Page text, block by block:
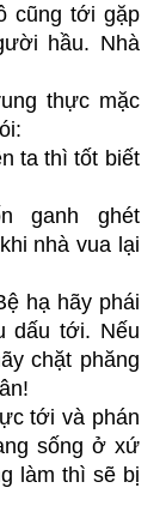
cũng tới gặp
hầu. Nhà
thực mặc
ta thì tốt biết
ganh ghét
nhà vua lại
hạ hãy phái
dấu tới. Nếu
chặt phăng
tới và phán
sống ở xứ
làm thì sẽ bị